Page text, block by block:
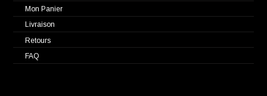
Mon Panier
Livraison
Retours
FAQ